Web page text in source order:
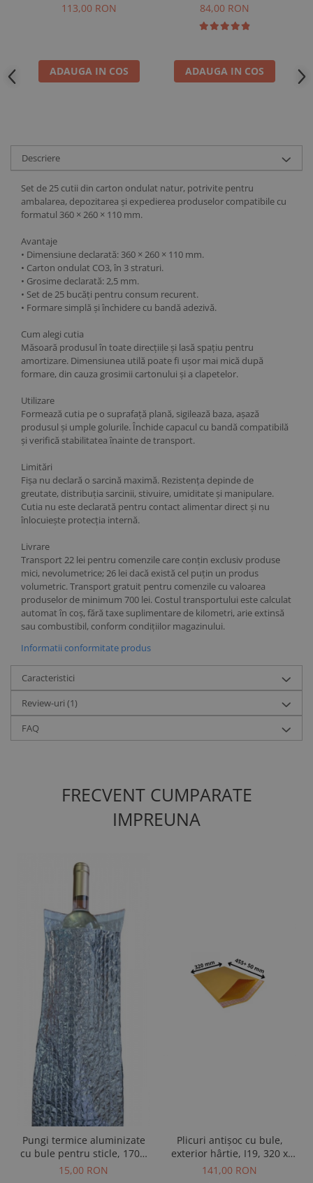
mm, 3 straturi
113,00 RON
ADAUGA IN COS
mm, 3 straturi
84,00 RON
ADAUGA IN COS
Descriere
Set de 25 cutii din carton ondulat natur, potrivite pentru
ambalarea, depozitarea și expedierea produselor compatibile cu
formatul 360 × 260 × 110 mm.
Avantaje
• Dimensiune declarată: 360 × 260 × 110 mm.
• Carton ondulat CO3, în 3 straturi.
• Grosime declarată: 2,5 mm.
• Set de 25 bucăți pentru consum recurent.
• Formare simplă și închidere cu bandă adezivă.
Cum alegi cutia
Măsoară produsul în toate direcțiile și lasă spațiu pentru
amortizare. Dimensiunea utilă poate fi ușor mai mică după
formare, din cauza grosimii cartonului și a clapetelor.
Utilizare
Formează cutia pe o suprafață plană, sigilează baza, așază
produsul și umple golurile. Închide capacul cu bandă compatibilă
și verifică stabilitatea înainte de transport.
Limitări
Fișa nu declară o sarcină maximă. Rezistența depinde de
greutate, distribuția sarcinii, stivuire, umiditate și manipulare.
Cutia nu este declarată pentru contact alimentar direct și nu
înlocuiește protecția internă.
Livrare
Transport 22 lei pentru comenzile care conțin exclusiv produse
mici, nevolumetrice; 26 lei dacă există cel puțin un produs
volumetric. Transport gratuit pentru comenzile cu valoarea
produselor de minimum 700 lei. Costul transportului este calculat
automat în coș, fără taxe suplimentare de kilometri, arie extinsă
sau combustibil, conform condițiilor magazinului.
Informatii conformitate produs
Caracteristici
Review-uri (1)
FAQ
FRECVENT CUMPARATE
IMPREUNA
Pungi termice aluminizate
cu bule pentru sticle, 170 x
470 + 50 mm, 6 buc
15,00 RON
Plicuri antișoc cu bule,
exterior hârtie, I19, 320 x
455 + 50 mm, 100 buc
141,00 RON